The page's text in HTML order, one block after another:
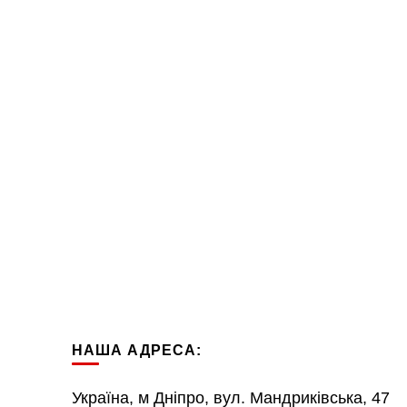
НАША АДРЕСА:
Україна, м Дніпро, вул. Мандриківська, 47